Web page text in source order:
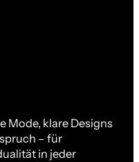
Mode, klare Designs
– für
in jeder